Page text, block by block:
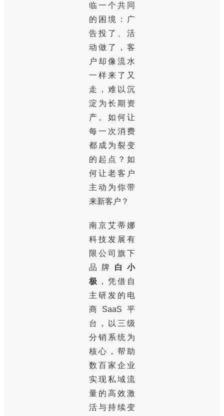
临一个共同
的困境：广
告投了、活
动做了，客
户却像流水
一样来了又
走，难以沉
淀为长期资
产。如何让
每一次消费
都成为裂变
的起点？如
何让老客户
主动为你带
来新客户？
南京艾蒂娜
科技发展有
限公司旗下
品牌 白小
极
，凭借自
主研发的电
商SaaS平
台，以三级
分销系统为
核心，帮助
数百家企业
实现私域流
量的高效激
活与持续变